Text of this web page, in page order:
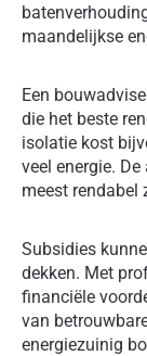
maandelijkse
Een
die het beste
isolatie kost
veel energie.
meest rendabel
Subsidies
dekken. Met
financiële
van
energiezuinig